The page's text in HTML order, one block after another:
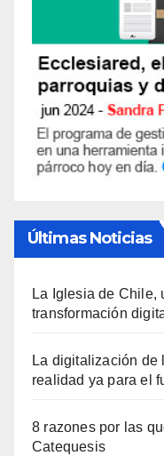
Últimas Noticias
La Iglesia de Chile,
transformación
La digitalización de
realidad ya para el
8 razones por las
Catequesis